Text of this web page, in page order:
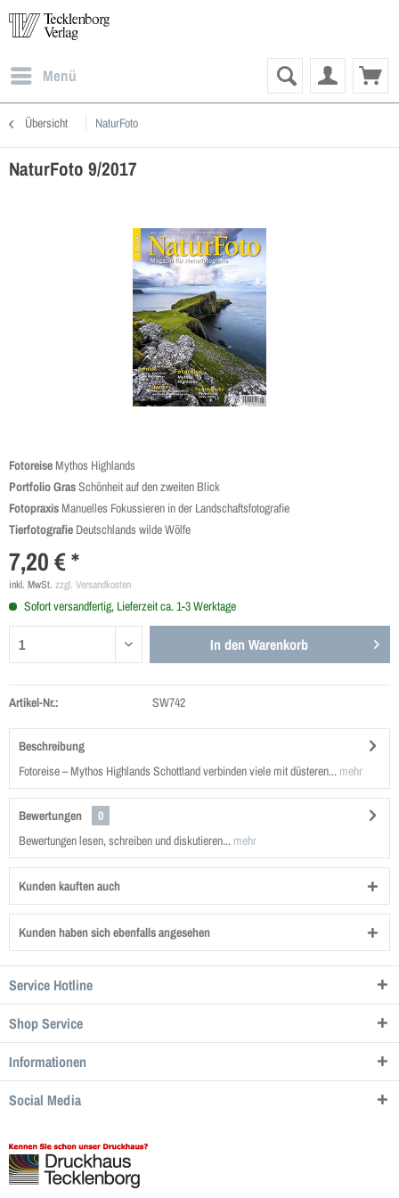
Menü
Übersicht NaturFoto
NaturFoto 9/2017
Fotoreise Mythos Highlands
Portfolio GrasSchönheit auf den zweiten Blick
Fotopraxis Manuelles Fokussieren in der ­Landschafts­fotografie
Tierfotografie Deutschlands wilde Wölfe
7,20 € *
inkl. MwSt. zzgl. Versandkosten
Sofort versandfertig, Lieferzeit ca. 1-3 Werktage
In den Warenkorb
Artikel-Nr.: SW742
Beschreibung
Fotoreise – Mythos Highlands Schottland verbinden viele mit düsteren... mehr
Bewertungen
0
Bewertungen lesen, schreiben und diskutieren... mehr
Kunden kauften auch
Kunden haben sich ebenfalls angesehen
Service Hotline
Shop Service
Informationen
Social Media